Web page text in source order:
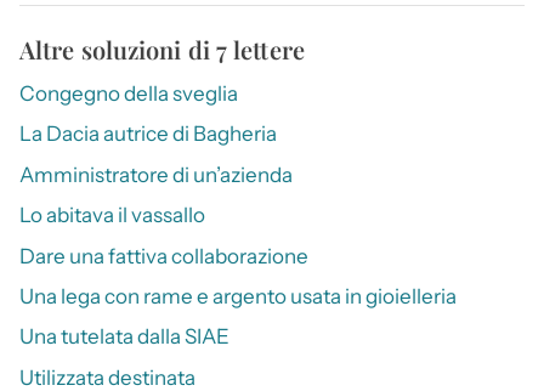
Altre soluzioni di 7 lettere
Congegno della sveglia
La Dacia autrice di Bagheria
Amministratore di un’azienda
Lo abitava il vassallo
Dare una fattiva collaborazione
Una lega con rame e argento usata in gioielleria
Una tutelata dalla SIAE
Utilizzata destinata